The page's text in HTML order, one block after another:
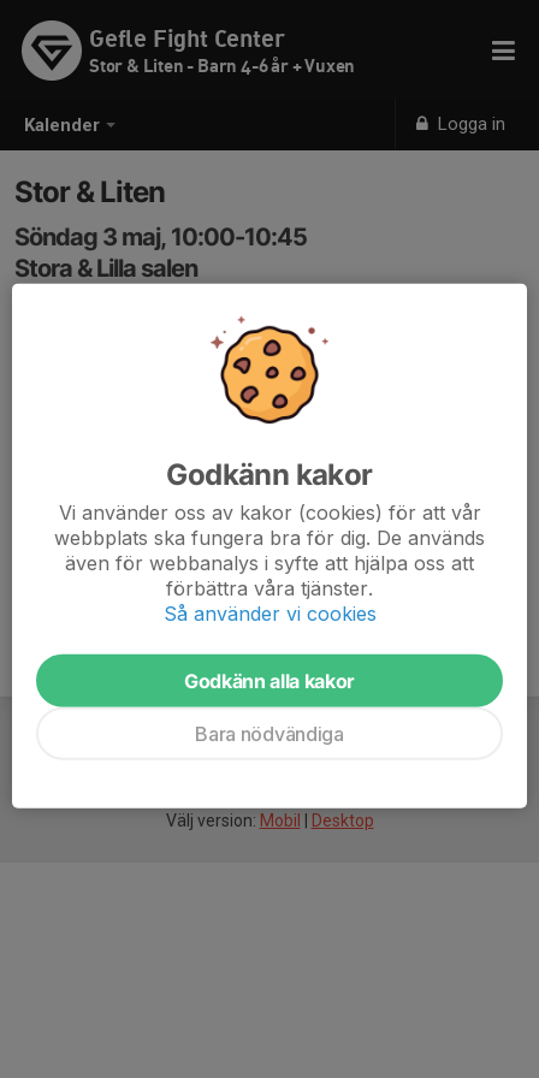
Kalender Logga in
Gefle Fight Center
Stor & Liten - Barn 4-6 år + Vuxen
Stor & Liten
Söndag 3 maj, 10:00-10:45
Stora & Lilla salen
Samling: 10:00, Gefle Fight Center
Välj version: Mobil Desktop
Godkänn kakor
Vi använder oss av kakor (cookies) för att vår
webbplats ska fungera bra för dig. De används
även för webbanalys i syfte att hjälpa oss att
förbättra våra tjänster.
Så använder vi cookies
Godkänn alla kakor
Bara nödvändiga